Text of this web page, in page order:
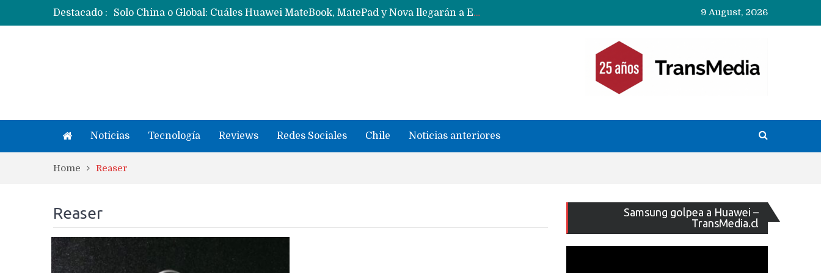
Destacado :
Solo China o Global: Cuáles Huawei MateBook, MatePad y Nova llegarán a Europa y LATAM?
Data Centers de Huawei en Chile, México, Brasil,Perú y Argentina podrían verse afectados por arremetida de EE.UU
9 August, 2026
Noticias Tecnología Reviews Redes Sociales Chile Noticias anteriores
Home Reaser
Reaser
Samsung golpea a Huawei –
TransMedia.cl
de
vídeo